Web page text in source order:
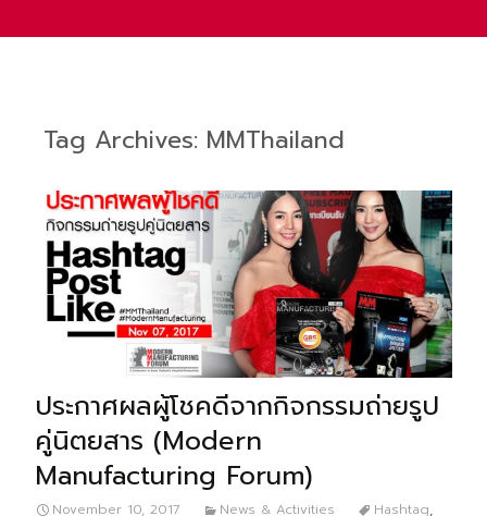
Tag Archives: MMThailand
ประกาศผลผู้โชคดีจากกิจกรรมถ่ายรูป
คู่นิตยสาร (Modern
Manufacturing Forum)
November 10, 2017 News & Activities Hashtag,